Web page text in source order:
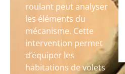
roulant peut analyser
les éléments du
mécanisme. Cette
intervention permet
d’équiper les
habitations de volets